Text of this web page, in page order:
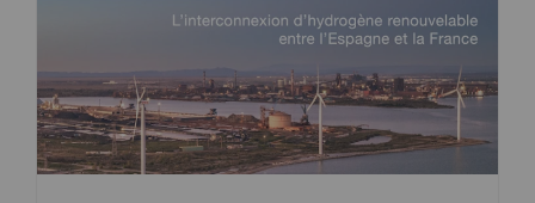
Responsabilité sociale et territoriale
Responsabilité sociale et
Energiz Mouv
Energiz Mouv